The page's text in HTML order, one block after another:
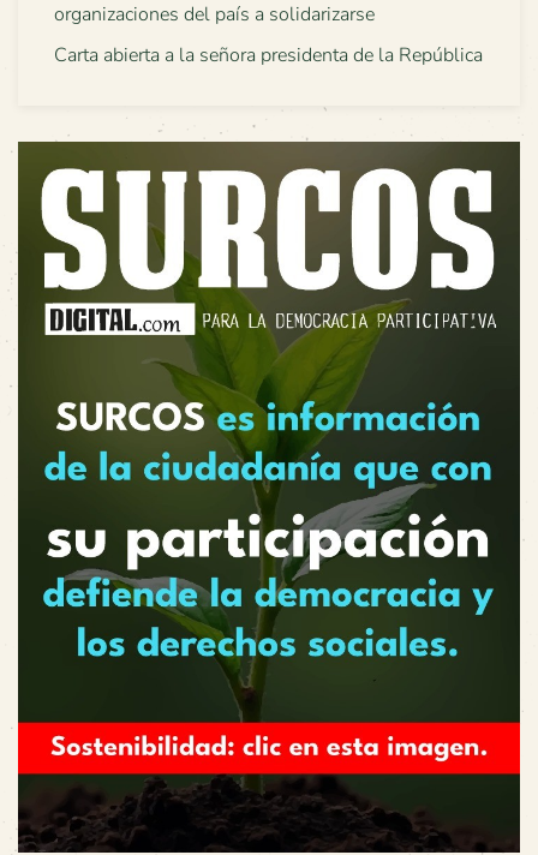
organizaciones del país a solidarizarse
Carta abierta a la señora presidenta de la República